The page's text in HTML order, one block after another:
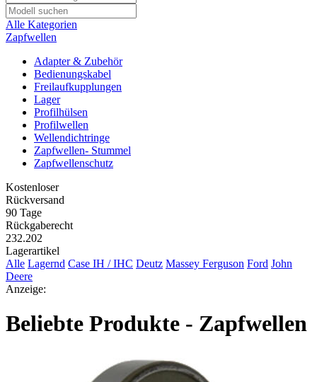
Alle Kategorien
Zapfwellen
Adapter & Zubehör
Bedienungskabel
Freilaufkupplungen
Lager
Profilhülsen
Profilwellen
Wellendichtringe
Zapfwellen- Stummel
Zapfwellenschutz
Kostenloser
Rückversand
90 Tage
Rückgaberecht
232.202
Lagerartikel
Alle Lagernd Case IH / IHC Deutz Massey Ferguson Ford John
Deere
Anzeige:
Beliebte Produkte - Zapfwellen